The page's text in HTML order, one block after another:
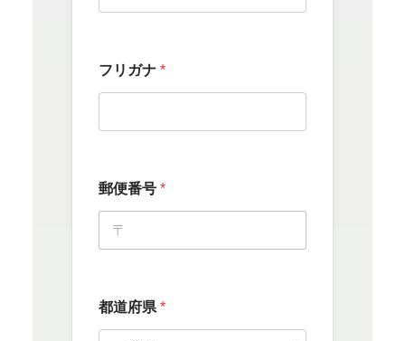
フリガナ *
リ
郵便番号 *
都道府県 *